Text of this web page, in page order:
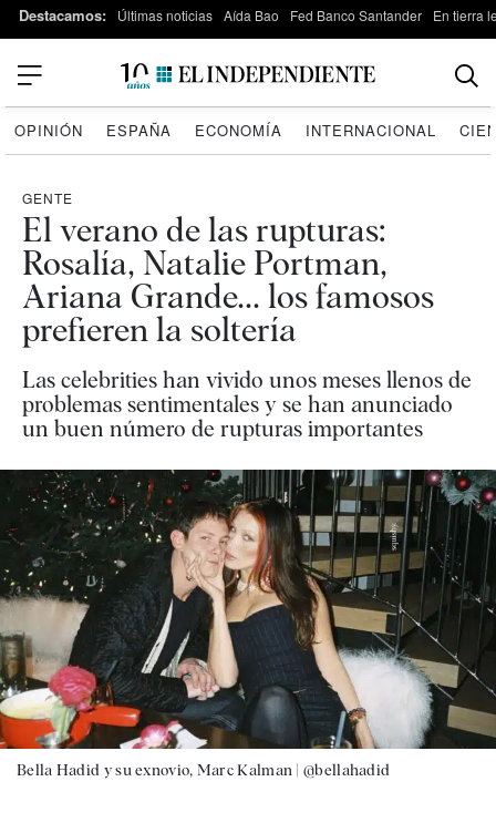
Destacamos: Últimas noticias Aída Bao Fed Banco Santander En tierra
OPINIÓN ESPAÑA ECONOMÍA INTERNACIONAL
GENTE
El verano de las rupturas:
Rosalía, Natalie Portman,
Ariana Grande... los famosos
prefieren la soltería
Las celebrities han vivido unos meses llenos de
problemas sentimentales y se han anunciado
un buen número de rupturas importantes
Bella Hadid y su exnovio, Marc Kalman |@bellahadid